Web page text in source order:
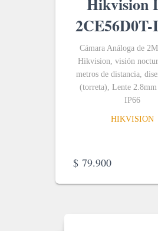
Cámara Análoga de
Hikvision, visión
metros de distancia,
(torreta), Lente
IP66
HIKVISION
$ 79.900